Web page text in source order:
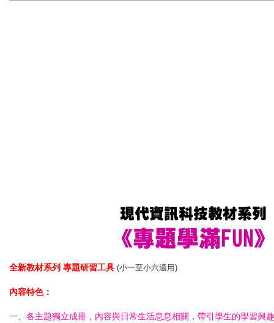
全新教材系列 專題研習工具 (小一至小六適用)
內容特色：
一、各主題獨立成冊，內容與日常生活息息相關，帶引學生的學習興趣